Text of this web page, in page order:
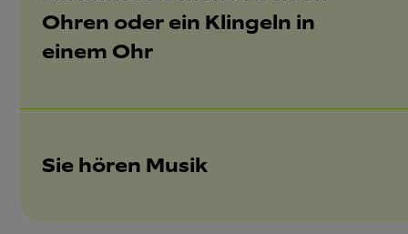
Ohren oder ein Klingeln in
einem Ohr
Sie hören Musik